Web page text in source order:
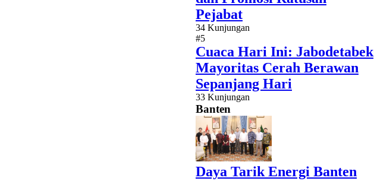
Pejabat
34 Kunjungan
#5
Cuaca Hari Ini: Jabodetabek
Mayoritas Cerah Berawan
Sepanjang Hari
33 Kunjungan
Banten
Daya Tarik Energi Banten